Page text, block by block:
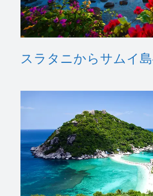
スラタニからサムイ